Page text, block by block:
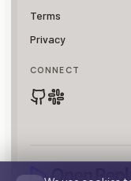
Terms
Privacy
CONNECT